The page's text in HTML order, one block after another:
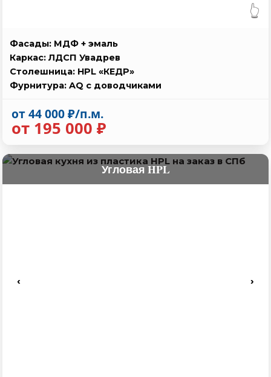
👆
Фасады: МДФ + эмаль
Каркас: ЛДСП Увадрев
Столешница: HPL «КЕДР»
Фурнитура: AQ с доводчиками
от 44 000 ₽/п.м.
от 195 000 ₽
Угловая HPL
‹ ›